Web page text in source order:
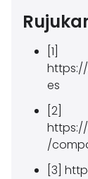
[1]
es
[2]
/
[3]